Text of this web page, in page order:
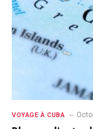
VOYAGE À CUBA